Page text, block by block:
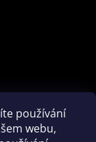
používání
webu,